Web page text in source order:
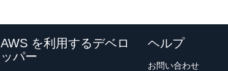
AWS を利用するデベロ
ッパー
ヘルプ
お問い合わせ